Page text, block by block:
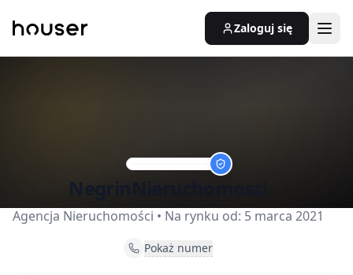
Zaloguj się
NegrinNieruchomosci
Agencja Nieruchomości • Na rynku od: 5 marca 2021
Pokaż numer